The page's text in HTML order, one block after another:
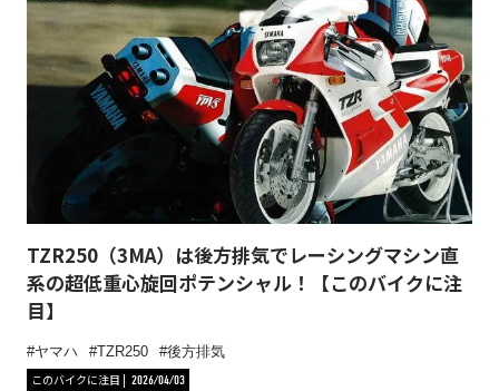
TZR250（3MA）は後方排気でレーシングマシン直
系の超低重心旋回ポテンシャル！【このバイクに注
目】
ヤマハ TZR250
後方排気
このバイクに注目
2026/04/03